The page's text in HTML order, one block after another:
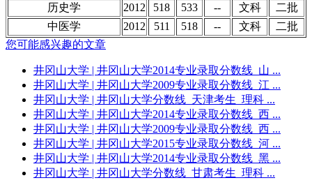
历史学 2012 518 533 -- 文科
二批
中医学
2012 511 518 -- 文科
二批
您可能感兴趣的文章
井冈山大学 | 井冈山大学2014专业录取分数线_山 ...
井冈山大学 | 井冈山大学2009专业录取分数线_江 ...
井冈山大学 | 井冈山大学分数线_天津考生_理科 ...
井冈山大学 | 井冈山大学2014专业录取分数线_西 ...
井冈山大学 | 井冈山大学2009专业录取分数线_西 ...
井冈山大学 | 井冈山大学2015专业录取分数线_河 ...
井冈山大学 | 井冈山大学2014专业录取分数线_黑 ...
井冈山大学 | 井冈山大学分数线_甘肃考生_理科 ...